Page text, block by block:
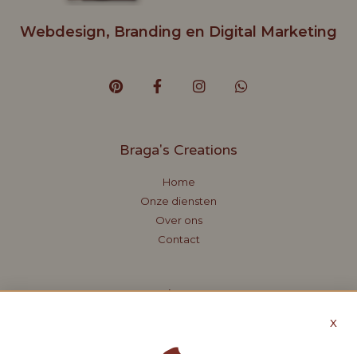
Webdesign, Branding en Digital Marketing
Braga's Creations
Home
Onze diensten
Over ons
Contact
About
Algemene voorwaarden
X